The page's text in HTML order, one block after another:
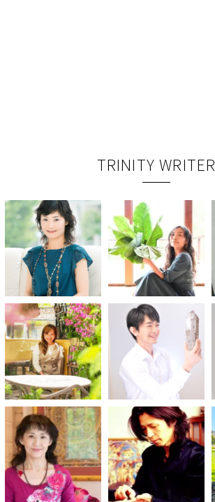
TRINITY WRITER